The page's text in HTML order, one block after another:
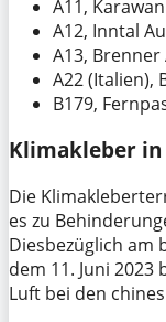
A11,
A12, Inntal
A13,
A22 (Italien),
B179,
Klimakleber
Die
es zu
Diesbezüglich am
dem 11. Juni
Luft bei den